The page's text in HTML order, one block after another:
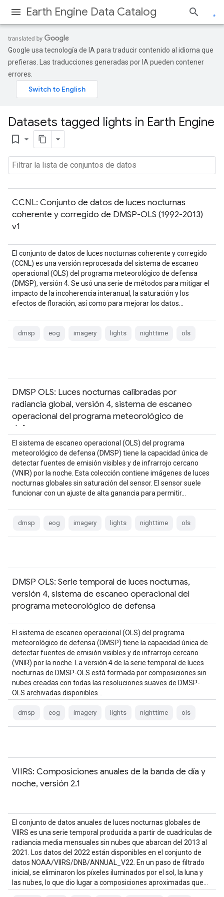
Earth Engine Data Catalog
Google usa tecnología de IA para traducir contenido al idioma que
prefieras. Las traducciones generadas por IA pueden contener
errores.
Datasets tagged lights in Earth Engine
bookmark_border
CCNL: Conjunto de datos de luces nocturnas
coherente y corregido de DMSP-OLS (1992-2013)
v1
El conjunto de datos de luces nocturnas coherente y corregido
(CCNL) es una versión reprocesada del sistema de escaneo
operacional (OLS) del programa meteorológico de defensa
(DMSP), versión 4. Se usó una serie de métodos para mitigar el
impacto de la incoherencia interanual, la saturación y los
efectos de floración, así como para mejorar los datos…
dmsp eog imagery lights nighttime ols
DMSP OLS: Luces nocturnas calibradas por
radiancia global, versión 4, sistema de escaneo
operacional del programa meteorológico de
defensa
El sistema de escaneo operacional (OLS) del programa
meteorológico de defensa (DMSP) tiene la capacidad única de
detectar fuentes de emisión visibles y de infrarrojo cercano
(VNIR) por la noche. Esta colección contiene imágenes de luces
nocturnas globales sin saturación del sensor. El sensor suele
funcionar con un ajuste de alta ganancia para permitir…
dmsp eog imagery lights nighttime ols
DMSP OLS: Serie temporal de luces nocturnas,
versión 4, sistema de escaneo operacional del
programa meteorológico de defensa
El sistema de escaneo operacional (OLS) del programa
meteorológico de defensa (DMSP) tiene la capacidad única de
detectar fuentes de emisión visibles y de infrarrojo cercano
(VNIR) por la noche. La versión 4 de la serie temporal de luces
nocturnas de DMSP-OLS está formada por composiciones sin
nubes creadas con todas las resoluciones suaves de DMSP-
OLS archivadas disponibles…
dmsp eog imagery lights nighttime ols
VIIRS: Composiciones anuales de la banda de día y
noche, versión 2.1
El conjunto de datos anuales de luces nocturnas globales de
VIIRS es una serie temporal producida a partir de cuadrículas de
radiancia media mensuales sin nubes que abarcan del 2013 al
2021. Los datos del 2022 están disponibles en el conjunto de
datos NOAA/VIIRS/DNB/ANNUAL_V22. En un paso de filtrado
inicial, se eliminaron los píxeles iluminados por el sol, la luna y
las nubes, lo que dio lugar a composiciones aproximadas que…